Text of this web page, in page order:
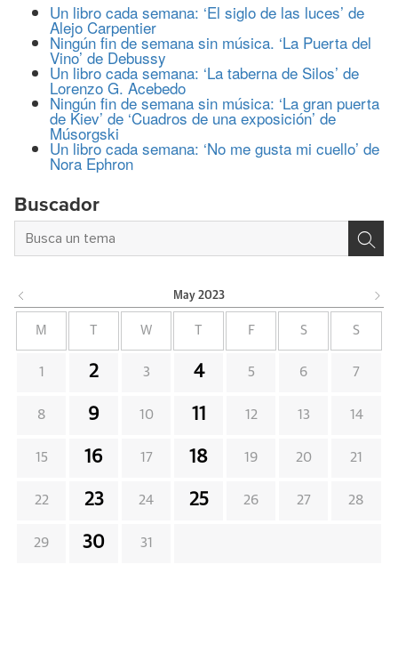
Un libro cada semana: ‘El siglo de las luces’ de
Alejo Carpentier
Ningún fin de semana sin música. ‘La Puerta del
Vino’ de Debussy
Un libro cada semana: ‘La taberna de Silos’ de
Lorenzo G. Acebedo
Ningún fin de semana sin música: ‘La gran puerta
de Kiev’ de ‘Cuadros de una exposición’ de
Músorgski
Un libro cada semana: ‘No me gusta mi cuello’ de
Nora Ephron
Buscador
May 2023
M W F S S
1 2 3 4 5 6 7
8 9 10 11 12 13 14
15 16 17 18 19 20 21
22 23 24 25 26 27 28
29 30 31